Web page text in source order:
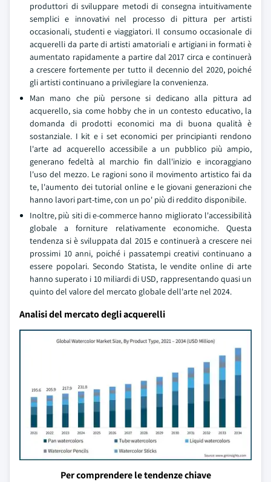
produttori di sviluppare metodi di consegna intuitivamente
semplici e innovativi nel processo di pittura per artisti
occasionali, studenti e viaggiatori. Il consumo occasionale di
acquerelli da parte di artisti amatoriali e artigiani in formati è
aumentato rapidamente a partire dal 2017 circa e continuerà
a crescere fortemente per tutto il decennio del 2020, poiché
gli artisti continuano a privilegiare la convenienza.
Man mano che più persone si dedicano alla pittura ad
acquerello, sia come hobby che in un contesto educativo, la
domanda di prodotti economici ma di buona qualità è
sostanziale. I kit e i set economici per principianti rendono
l'arte ad acquerello accessibile a un pubblico più ampio,
generano fedeltà al marchio fin dall'inizio e incoraggiano
l'uso del mezzo. Le ragioni sono il movimento artistico fai da
te, l'aumento dei tutorial online e le giovani generazioni che
hanno lavori part-time, con un po' più di reddito disponibile.
Inoltre, più siti di e-commerce hanno migliorato l'accessibilità
globale a forniture relativamente economiche. Questa
tendenza si è sviluppata dal 2015 e continuerà a crescere nei
prossimi 10 anni, poiché i passatempi creativi continuano a
essere popolari. Secondo Statista, le vendite online di arte
hanno superato i 10 miliardi di USD, rappresentando quasi un
quinto del valore del mercato globale dell'arte nel 2024.
Analisi del mercato degli acquerelli
Per comprendere le tendenze chiave